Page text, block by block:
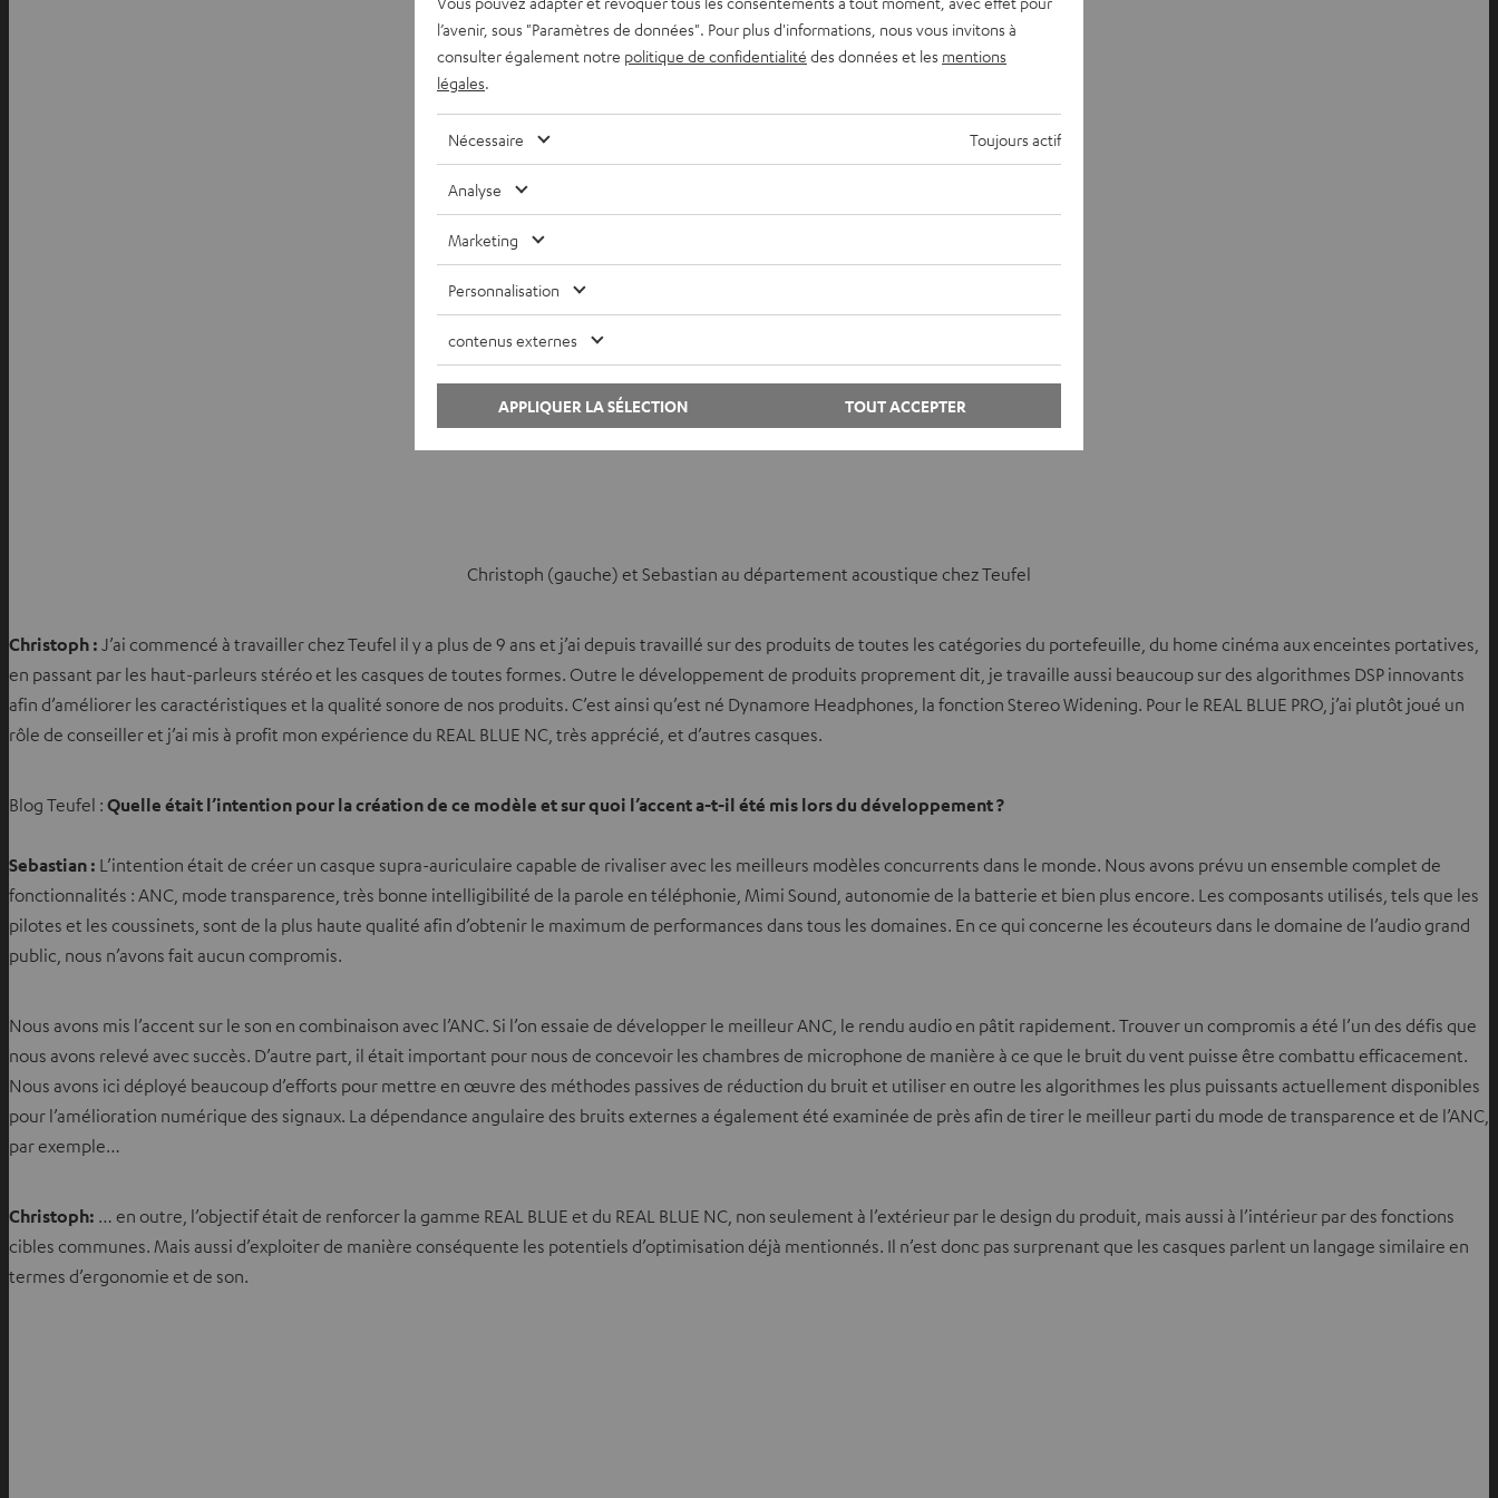
v
e
o
g
t
Christoph (gauche) et Sebastian au département acoustique chez Teufel
Christoph : J’ai commencé à travailler chez Teufel il y a plus de 9 ans et j’ai depuis travaillé sur des produits de toutes les catégories du portefeuille, du home cinéma aux enceintes portatives,
en passant par les haut-parleurs stéréo et les casques de toutes formes. Outre le développement de produits proprement dit, je travaille aussi beaucoup sur des algorithmes DSP innovants
afin d’améliorer les caractéristiques et la qualité sonore de nos produits. C’est ainsi qu’est né Dynamore Headphones, la fonction Stereo Widening. Pour le REAL BLUE PRO, j’ai plutôt joué un
rôle de conseiller et j’ai mis à profit mon expérience du REAL BLUE NC, très apprécié, et d’autres casques.
Blog Teufel : Quelle était l’intention pour la création de ce modèle et sur quoi l’accent a-t-il été mis lors du développement ?
Sebastian : L’intention était de créer un casque supra-auriculaire capable de rivaliser avec les meilleurs modèles concurrents dans le monde. Nous avons prévu un ensemble complet de
fonctionnalités : ANC, mode transparence, très bonne intelligibilité de la parole en téléphonie, Mimi Sound, autonomie de la batterie et bien plus encore. Les composants utilisés, tels que les
pilotes et les coussinets, sont de la plus haute qualité afin d’obtenir le maximum de performances dans tous les domaines. En ce qui concerne les écouteurs dans le domaine de l’audio grand
public, nous n’avons fait aucun compromis.
Nous avons mis l’accent sur le son en combinaison avec l’ANC. Si l’on essaie de développer le meilleur ANC, le rendu audio en pâtit rapidement. Trouver un compromis a été l’un des défis que
nous avons relevé avec succès. D’autre part, il était important pour nous de concevoir les chambres de microphone de manière à ce que le bruit du vent puisse être combattu efficacement.
Nous avons ici déployé beaucoup d’efforts pour mettre en œuvre des méthodes passives de réduction du bruit et utiliser en outre les algorithmes les plus puissants actuellement disponibles
pour l’amélioration numérique des signaux. La dépendance angulaire des bruits externes a également été examinée de près afin de tirer le meilleur parti du mode de transparence et de l’ANC,
par exemple…
Christoph: … en outre, l’objectif était de renforcer la gamme REAL BLUE et du REAL BLUE NC, non seulement à l’extérieur par le design du produit, mais aussi à l’intérieur par des fonctions
cibles communes. Mais aussi d’exploiter de manière conséquente les potentiels d’optimisation déjà mentionnés. Il n’est donc pas surprenant que les casques parlent un langage similaire en
termes d’ergonomie et de son.
l’avenir, sous "Paramètres de données". Pour plus d'informations, nous vous invitons à
consulter également notre politique de confidentialité des données et les mentions
légales.
Nécessaire Toujours actif
Analyse
Marketing
Personnalisation
contenus externes
TOUT ACCEPTER
APPLIQUER LA SÉLECTION